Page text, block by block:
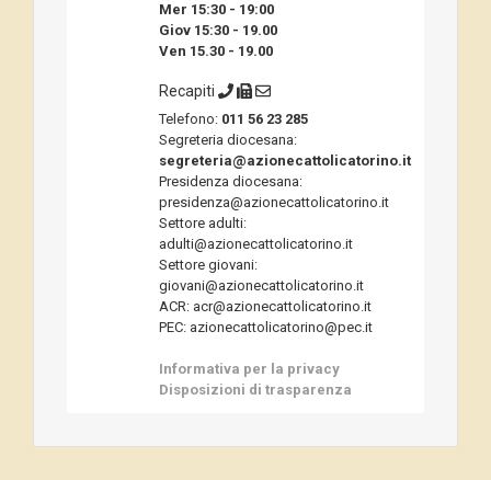
Mer 15:30 - 19:00
Giov 15:30 - 19.00
Ven 15.30 - 19.00
Recapiti
Telefono: 011 56 23 285
Segreteria diocesana:
segreteria@azionecattolicatorino.it
Presidenza diocesana:
presidenza@azionecattolicatorino.it
Settore adulti:
adulti@azionecattolicatorino.it
Settore giovani:
giovani@azionecattolicatorino.it
ACR: acr@azionecattolicatorino.it
PEC: azionecattolicatorino@pec.it
Informativa per la privacy
Disposizioni di trasparenza